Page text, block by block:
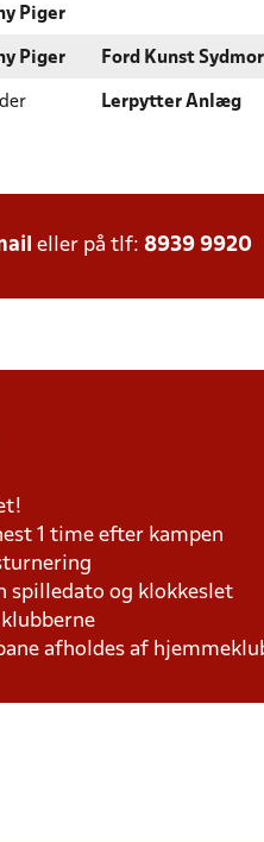
Piger
Piger Ford Kunst
Lerpytter Anlæg
eller på tlf: 8939 9920
1 time efter kampen
spilledato og klokkeslet
afholdes af